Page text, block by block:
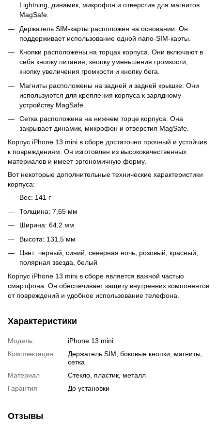
Lightning, динамик, микрофон и отверстия для магнитов
MagSafe.
Держатель SIM-карты расположен на основании. Он
поддерживает использование одной nano-SIM-карты.
Кнопки расположены на торцах корпуса. Они включают в
себя кнопку питания, кнопку уменьшения громкости,
кнопку увеличения громкости и кнопку бега.
Магниты расположены на задней и задней крышке. Они
используются для крепления корпуса к зарядному
устройству MagSafe.
Сетка расположена на нижнем торце корпуса. Она
закрывает динамик, микрофон и отверстия MagSafe.
Корпус iPhone 13 mini в сборе достаточно прочный и устойчив
к повреждениям. Он изготовлен из высококачественных
материалов и имеет эргономичную форму.
Вот некоторые дополнительные технические характеристики
корпуса:
Вес: 141 г
Толщина: 7,65 мм
Ширина: 64,2 мм
Высота: 131,5 мм
Цвет: черный, синий, северная ночь, розовый, красный,
полярная звезда, белый
Корпус iPhone 13 mini в сборе является важной частью
смартфона. Он обеспечивает защиту внутренних компонентов
от повреждений и удобное использование телефона.
Характеристики
Модель
iPhone 13 mini
Комплектация
Держатель SIM, боковые кнопки, магниты,
сетка
Материал
Стекло, пластик, металл
Гарантия
До установки
Отзывы